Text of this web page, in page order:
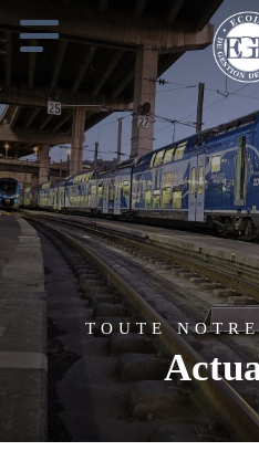
TOUTE